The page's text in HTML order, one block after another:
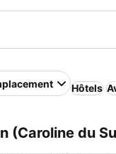
Hôtels
(Caroline du